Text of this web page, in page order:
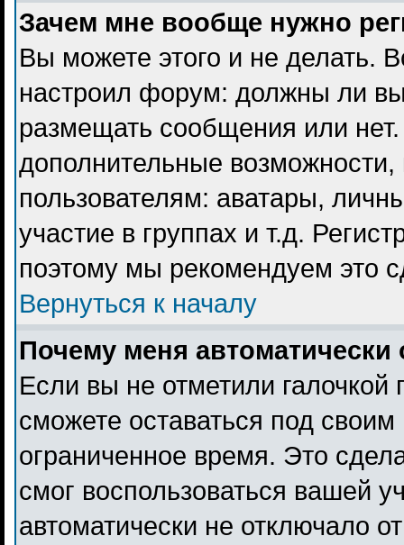
Зачем мне вообще нужно
Вы можете этого и не делать.
настроил форум: должны ли вы
размещать сообщения или
дополнительные
пользователям: аватары,
участие в группах и т.д.
поэтому мы рекомендуем это
Вернуться к началу
Почему меня автоматически
Если вы не отметили галочкой
сможете оставаться под
ограниченное время. Это
смог воспользоваться вашей
автоматически не отключало